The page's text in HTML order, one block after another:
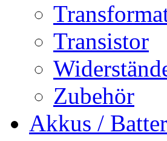
Transistor
Zubehör
Akkus /